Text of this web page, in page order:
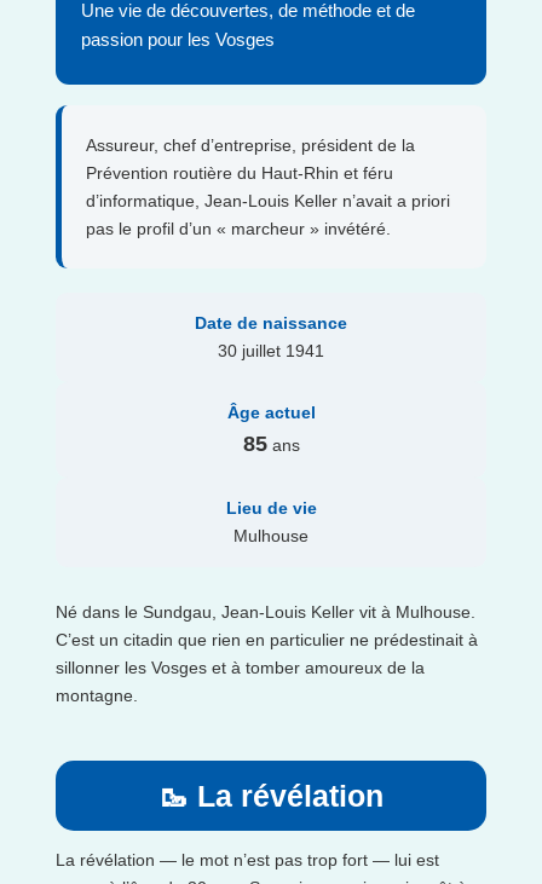
Une vie de découvertes, de méthode et de
passion pour les Vosges
Assureur, chef d’entreprise, président de la
Prévention routière du Haut-Rhin et féru
d’informatique, Jean-Louis Keller n’avait a priori
pas le profil d’un « marcheur » invétéré.
Date de naissance
30 juillet 1941
Âge actuel
85ans
Lieu de vie
Mulhouse
Né dans le Sundgau, Jean-Louis Keller vit à Mulhouse.
C’est un citadin que rien en particulier ne prédestinait à
sillonner les Vosges et à tomber amoureux de la
montagne.
🥾 La révélation
La révélation — le mot n’est pas trop fort — lui est